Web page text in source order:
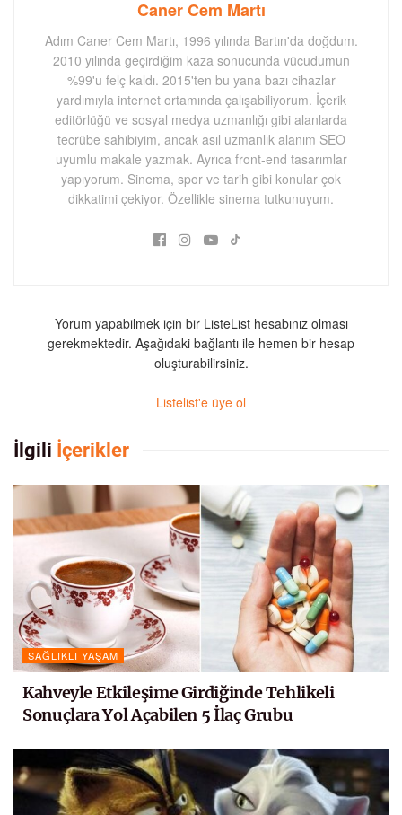
Caner Cem Martı
Adım Caner Cem Martı, 1996 yılında Bartın'da doğdum.
2010 yılında geçirdiğim kaza sonucunda vücudumun
%99'u felç kaldı. 2015'ten bu yana bazı cihazlar
yardımıyla internet ortamında çalışabiliyorum. İçerik
editörlüğü ve sosyal medya uzmanlığı gibi alanlarda
tecrübe sahibiyim, ancak asıl uzmanlık alanım SEO
uyumlu makale yazmak. Ayrıca front-end tasarımlar
yapıyorum. Sinema, spor ve tarih gibi konular çok
dikkatimi çekiyor. Özellikle sinema tutkunuyum.
Yorum yapabilmek için bir ListeList hesabınız olması
gerekmektedir. Aşağıdaki bağlantı ile hemen bir hesap
oluşturabilirsiniz.
Listelist'e üye ol
İlgili İçerikler
SAĞLIKLI YAŞAM
Kahveyle Etkileşime Girdiğinde Tehlikeli
Sonuçlara Yol Açabilen 5 İlaç Grubu